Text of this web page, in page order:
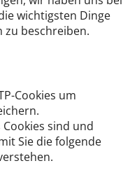
wichtigsten Dinge
zu beschreiben.
Cookies um
sind und
Sie die folgende